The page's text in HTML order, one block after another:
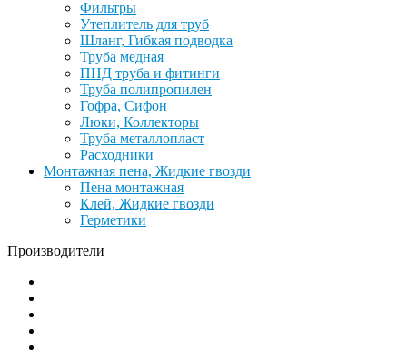
Фильтры
Утеплитель для труб
Шланг, Гибкая подводка
Труба медная
ПНД труба и фитинги
Труба полипропилен
Гофра, Сифон
Люки, Коллекторы
Труба металлопласт
Расходники
Монтажная пена, Жидкие гвозди
Пена монтажная
Клей, Жидкие гвозди
Герметики
Производители